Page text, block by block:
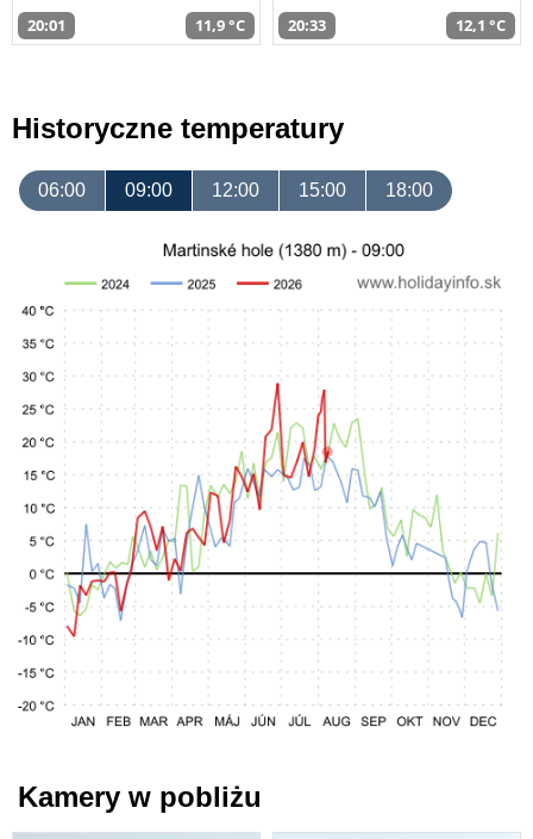
20:01 11,9 °C 20:33 12,1 °C
Historyczne temperatury
06:00 09:00 12:00 15:00 18:00
Kamery w pobliżu